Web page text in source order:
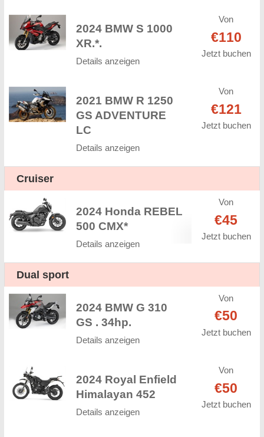
2024 BMW S 1000
XR.*.
Details anzeigen
Von
€110
Jetzt buchen
2021 BMW R 1250
GS ADVENTURE
LC
Details anzeigen
Von
€121
Jetzt buchen
Cruiser
2024 Honda REBEL
500 CMX*
Details anzeigen
Von
€45
Jetzt buchen
Dual sport
2024 BMW G 310
GS . 34hp.
Details anzeigen
Von
€50
Jetzt buchen
2024 Royal Enfield
Himalayan 452
Details anzeigen
Von
€50
Jetzt buchen